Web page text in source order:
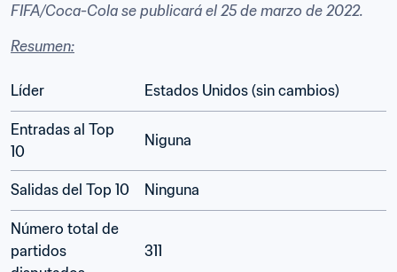
FIFA/Coca-Cola se publicará el 25 de marzo de 2022.
Resumen:
Líder Estados Unidos (sin cambios)
Entradas al Top
10
Niguna
Salidas del Top 10 Ninguna
Número total de
partidos
311